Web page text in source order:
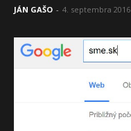
JÁN GAŠO - 4. septembra 2016